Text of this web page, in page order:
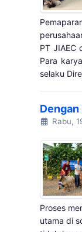
PT JIAEC
Para
selaku
Rabu,
Proses
utama di